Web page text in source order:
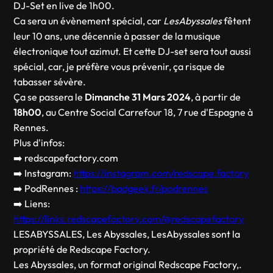
DJ-Set en live de 1h00.
Ca sera un évènement spécial, car LesAbyssalesfêtent
leur 10 ans, une décennie à passer de la musique
électronique tout azimut. Et cette DJ-set sera tout aussi
spécial, car, je préfère vous prévenir, ça risque de
tabasser sévère.
Ça se passera le Dimanche 31 Mars 2024, à partir de
18h00, au Centre Social Carrefour 18, 7 rue d'Espagne à
Rennes.
Plus d'infos:
➡️ redscapefactory.com
➡️ Instagram: https://instagram.com/redscape.factory
➡️ PodRennes : https://badgeek.fr/podrennes
➡️ Liens:
https://links.redscapefactory.com/@redscapefactory
LESABYSSALES, Les Abyssales, LesAbyssales sont la
propriété de Redscape Factory.
Les Abyssales, un format original Redscape Factory,.